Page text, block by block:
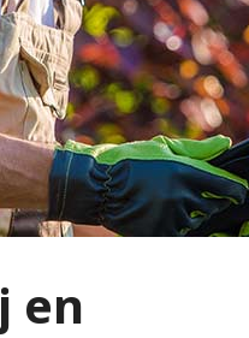
en